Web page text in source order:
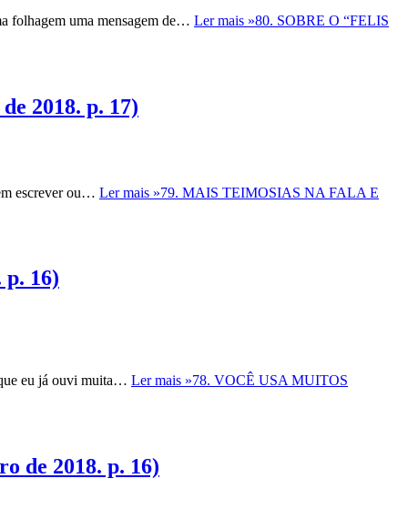
folhagem uma mensagem de… Ler mais »80. SOBRE O “FELIS
2018. p. 17)
escrever ou… Ler mais »79. MAIS TEIMOSIAS NA FALA E
16)
eu já ouvi muita… Ler mais »78. VOCÊ USA MUITOS
de 2018. p. 16)